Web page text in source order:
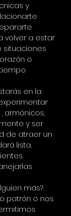
y
volver a estar
situaciones
o
en la
armónicos,
y ser
de atraer un
lista.
más?.
patrón o nos